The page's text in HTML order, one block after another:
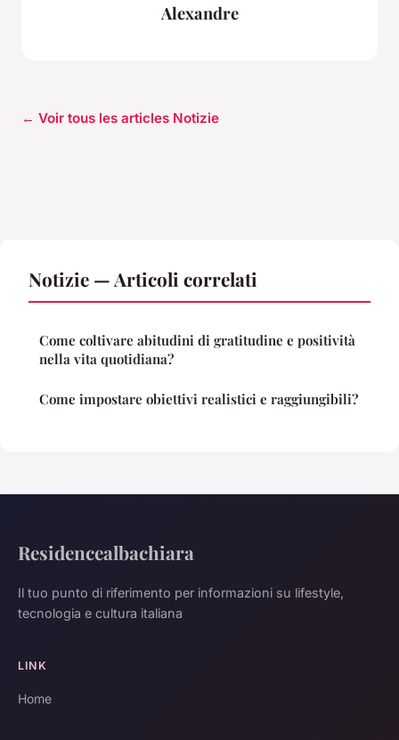
Alexandre
← Voir tous les articles Notizie
Notizie — Articoli correlati
Come coltivare abitudini di gratitudine e positività
nella vita quotidiana?
Come impostare obiettivi realistici e raggiungibili?
Residencealbachiara
Il tuo punto di riferimento per informazioni su lifestyle,
tecnologia e cultura italiana
LINK
Home